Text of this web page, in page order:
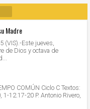
Madre
(VIS).-Este jueves,
de Dios y octava de
COMÚN Ciclo C Textos:
12.17-20 P. Antonio Rivero,